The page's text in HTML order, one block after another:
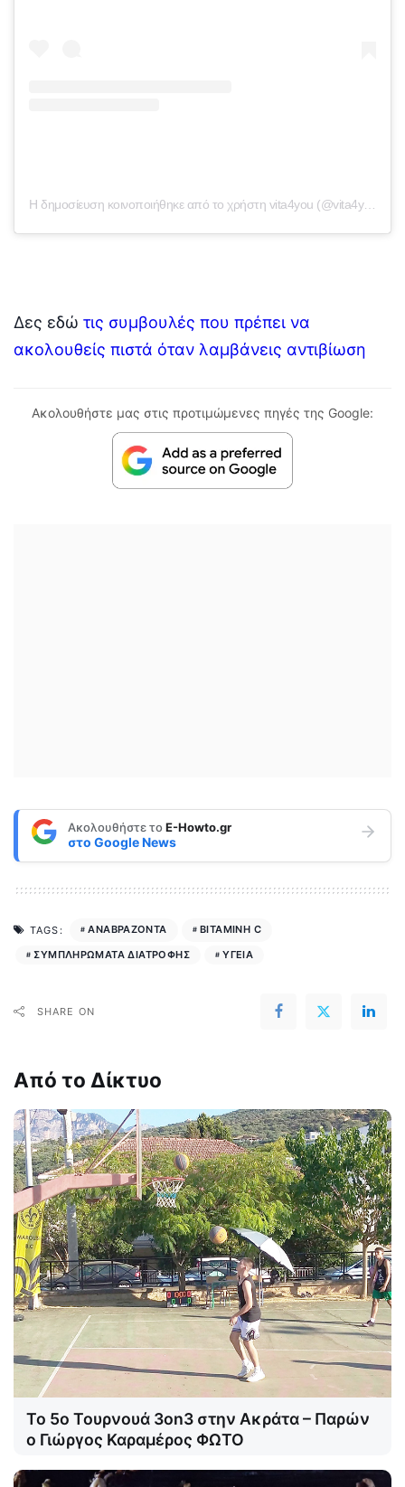
Η δημοσίευση κοινοποιήθηκε από το χρήστη vita4you (@vita4you)
Δες εδώ τις συμβουλές που πρέπει να
ακολουθείς πιστά όταν λαμβάνεις αντιβίωση
Ακολουθήστε μας στις προτιμώμενες πηγές της Google:
Ακολουθήστε τοE-Howto.gr
στο Google News
TAGS: ΑΝΑΒΡΑΖΟΝΤΑ
ΒΙΤΑΜΙΝΗ C
ΣΥΜΠΛΗΡΩΜΑΤΑ ΔΙΑΤΡΟΦΗΣ
ΥΓΕΙΑ
SHARE ON
Από το Δίκτυο
Το 5ο Τουρνουά 3on3 στην Ακράτα – Παρών
ο Γιώργος Καραμέρος ΦΩΤΟ